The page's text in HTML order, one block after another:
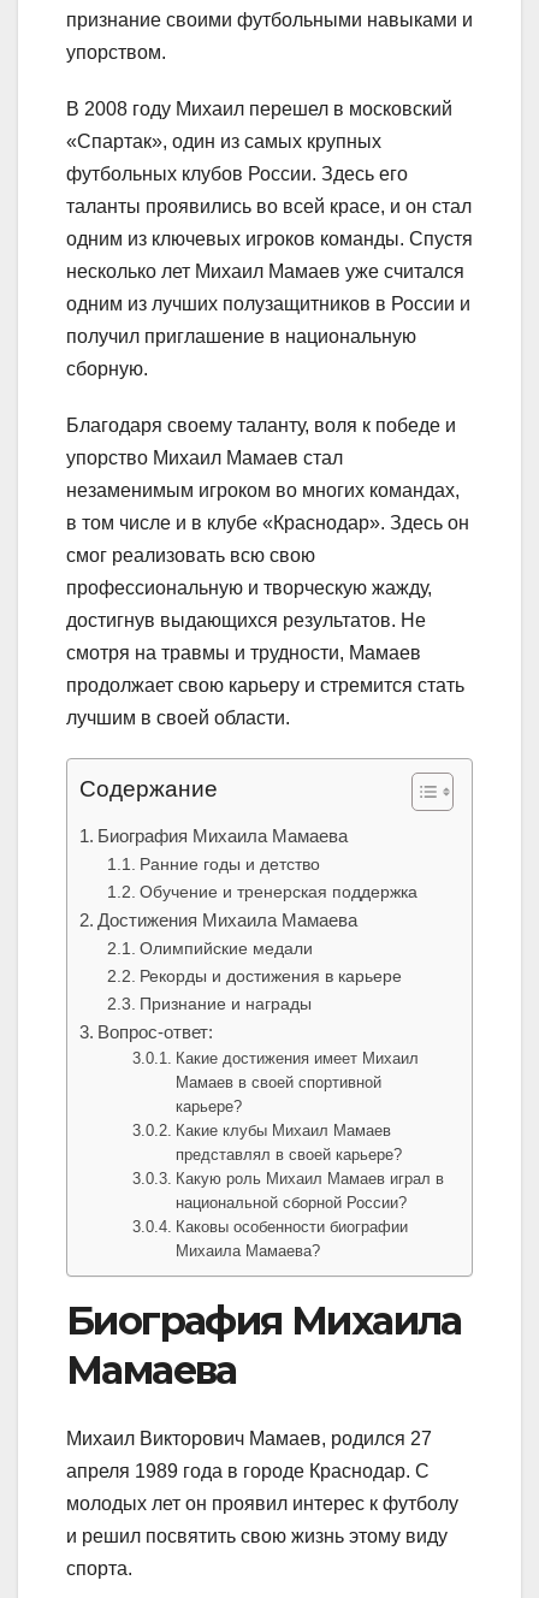
признание своими футбольными навыками и
упорством.
В 2008 году Михаил перешел в московский
«Спартак», один из самых крупных
футбольных клубов России. Здесь его
таланты проявились во всей красе, и он стал
одним из ключевых игроков команды. Спустя
несколько лет Михаил Мамаев уже считался
одним из лучших полузащитников в России и
получил приглашение в национальную
сборную.
Благодаря своему таланту, воля к победе и
упорство Михаил Мамаев стал
незаменимым игроком во многих командах,
в том числе и в клубе «Краснодар». Здесь он
смог реализовать всю свою
профессиональную и творческую жажду,
достигнув выдающихся результатов. Не
смотря на травмы и трудности, Мамаев
продолжает свою карьеру и стремится стать
лучшим в своей области.
Содержание
Биография Михаила Мамаева
Ранние годы и детство
Обучение и тренерская поддержка
Достижения Михаила Мамаева
Олимпийские медали
Рекорды и достижения в карьере
Признание и награды
Вопрос-ответ:
Какие достижения имеет Михаил
Мамаев в своей спортивной
карьере?
Какие клубы Михаил Мамаев
представлял в своей карьере?
Какую роль Михаил Мамаев играл в
национальной сборной России?
Каковы особенности биографии
Михаила Мамаева?
Биография Михаила
Мамаева
Михаил Викторович Мамаев, родился 27
апреля 1989 года в городе Краснодар. С
молодых лет он проявил интерес к футболу
и решил посвятить свою жизнь этому виду
спорта.